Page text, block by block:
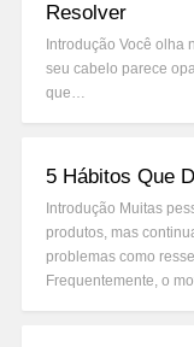
Resolver
Introdução Você olha
seu cabelo parece
que…
5 Hábitos Que
Introdução Muitas
produtos, mas
problemas como
Frequentemente, o